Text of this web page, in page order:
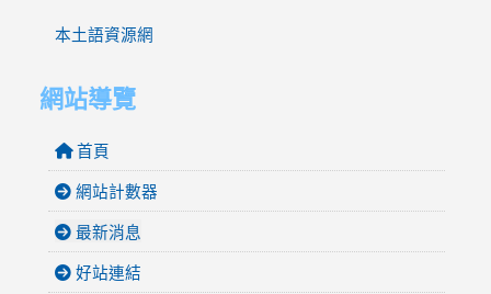
本土語資源網
網站導覽
首頁
網站計數器
最新消息
好站連結